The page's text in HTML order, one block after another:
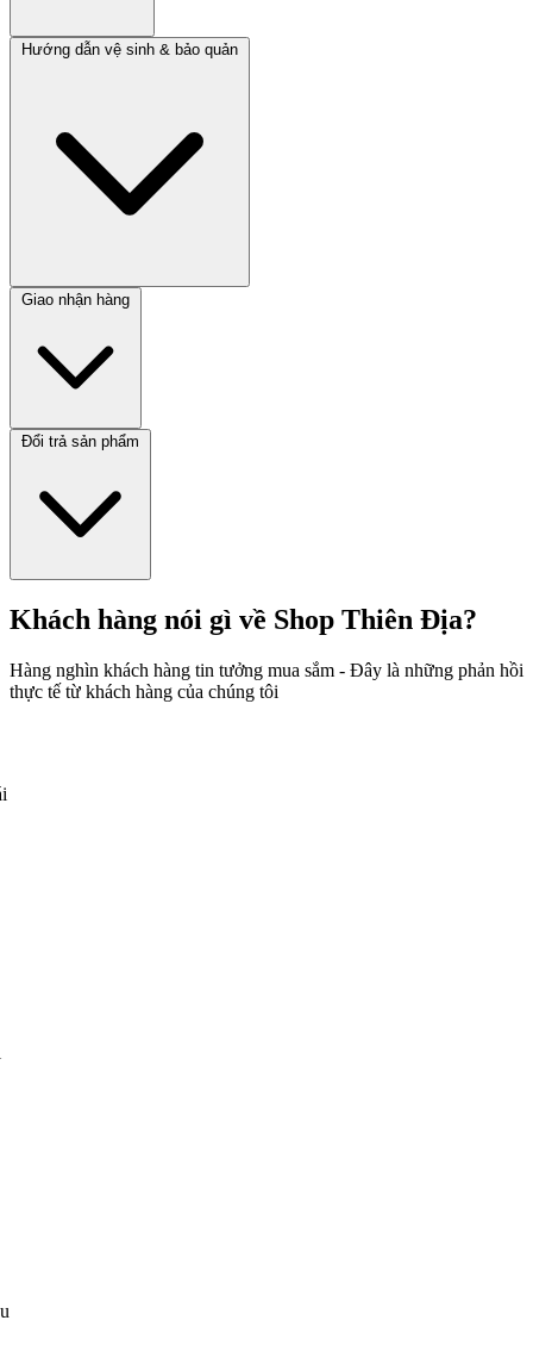
Hướng dẫn vệ sinh & bảo quản
Giao nhận hàng
Đổi trả sản phẩm
Khách hàng nói gì về Shop Thiên Địa?
Hàng nghìn khách hàng tin tưởng mua sắm - Đây là những phản hồi
thực tế từ khách hàng của chúng tôi